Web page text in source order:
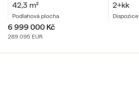
42,3 m²
podlahová plocha
2+kk
dispozice
6 999 000 Kč
289 095 EUR